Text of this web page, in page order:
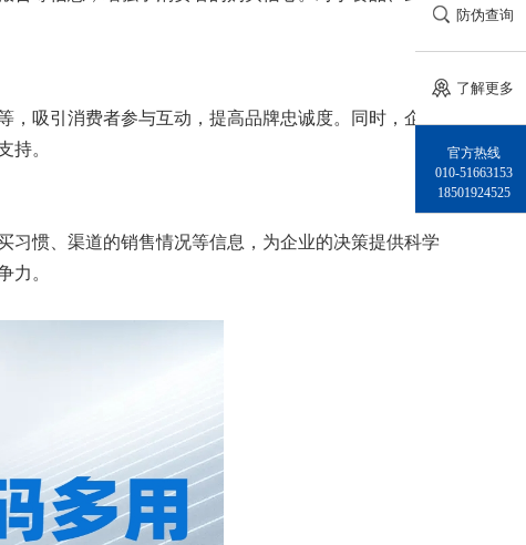
吸引消费者参与互动，提高品牌忠诚度。同时，企业
持。
习惯、渠道的销售情况等信息，为企业的决策提供科学
力。
防伪查询
了解更多
官方热线
010-51663153
18501924525